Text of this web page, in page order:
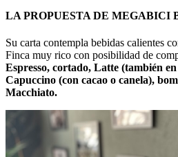
LA PROPUESTA DE MEGABICI
Su carta contempla bebidas calientes
Finca muy rico con posibilidad de
Espresso, cortado, Latte (también
Capuccino (con cacao o canela),
Macchiato.